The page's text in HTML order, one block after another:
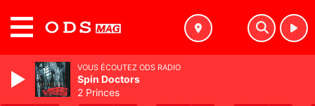
VOUS ÉCOUTEZ ODS RADIO
Spin Doctors
2 Princes